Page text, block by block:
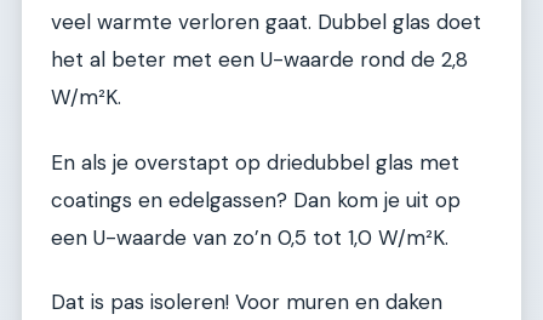
veel warmte verloren gaat. Dubbel glas doet
het al beter met een U-waarde rond de 2,8
W/m²K.
En als je overstapt op driedubbel glas met
coatings en edelgassen? Dan kom je uit op
een U-waarde van zo’n 0,5 tot 1,0 W/m²K.
Dat is pas isoleren! Voor muren en daken